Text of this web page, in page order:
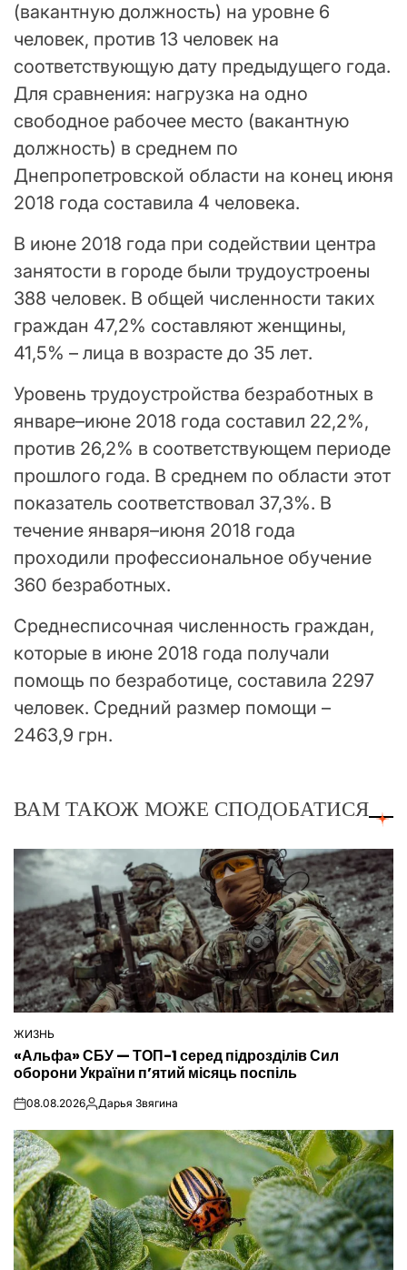
(вакантную должность) на уровне 6
человек, против 13 человек на
соответствующую дату предыдущего года.
Для сравнения: нагрузка на одно
свободное рабочее место (вакантную
должность) в среднем по
Днепропетровской области на конец июня
2018 года составила 4 человека.
В июне 2018 года при содействии центра
занятости в городе были трудоустроены
388 человек. В общей численности таких
граждан 47,2% составляют женщины,
41,5% – лица в возрасте до 35 лет.
Уровень трудоустройства безработных в
январе–июне 2018 года составил 22,2%,
против 26,2% в соответствующем периоде
прошлого года. В среднем по области этот
показатель соответствовал 37,3%. В
течение января–июня 2018 года
проходили профессиональное обучение
360 безработных.
Среднесписочная численность граждан,
которые в июне 2018 года получали
помощь по безработице, составила 2297
человек. Средний размер помощи –
2463,9 грн.
ВАМ ТАКОЖ МОЖЕ СПОДОБАТИСЯ
ОПУБЛІКУВАТИ
У
ЖИЗНЬ
«Альфа» СБУ — ТОП-1 серед підрозділів Сил
оборони України п’ятий місяць поспіль
on08.08.2026Опубліковано
Дарья Звягина